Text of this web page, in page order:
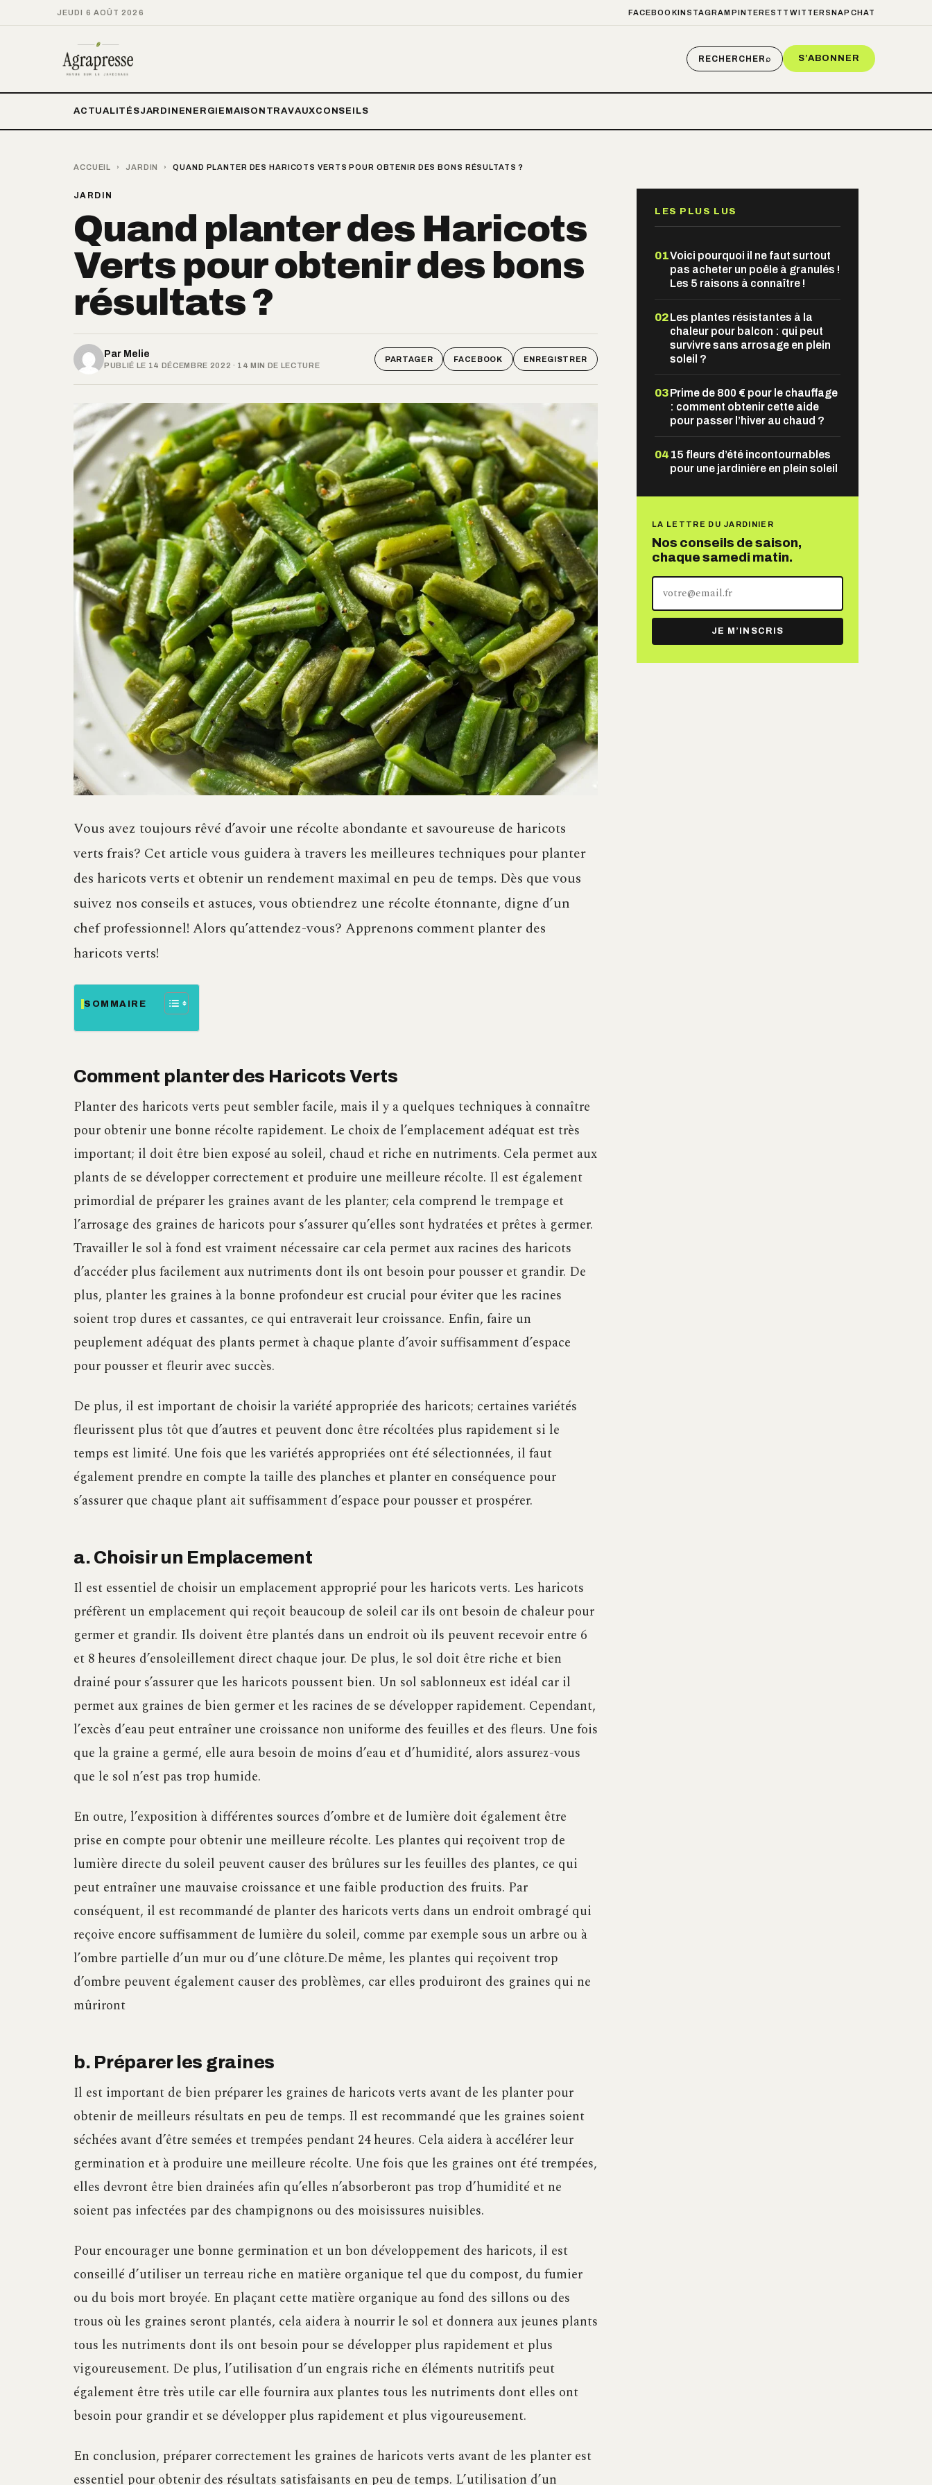
JEUDI 6 AOÛT 2026 FACEBOOKINSTAGRAM PINTEREST TWITTER SNAPCHAT
RECHERCHER⌕ S’ABONNER
ACTUALITÉSJARDIN ENERGIE MAISON TRAVAUXCONSEILS
ACCUEIL › JARDIN › QUAND PLANTER DES HARICOTS VERTS POUR OBTENIR DES BONS RÉSULTATS ?
JARDIN
Quand planter des Haricots
Verts pour obtenir des bons
résultats ?
Par Melie
PUBLIÉ LE 14 DÉCEMBRE 2022 · 14 MIN DE LECTURE
PARTAGER FACEBOOK ENREGISTRER
Vous avez toujours rêvé d’avoir une récolte abondante et savoureuse de haricots
verts frais? Cet article vous guidera à travers les meilleures techniques pour planter
des haricots verts et obtenir un rendement maximal en peu de temps. Dès que vous
suivez nos conseils et astuces, vous obtiendrez une récolte étonnante, digne d’un
chef professionnel! Alors qu’attendez-vous? Apprenons comment planter des
haricots verts!
SOMMAIRE
Comment planter des Haricots Verts
Planter des haricots verts peut sembler facile, mais il y a quelques techniques à connaître
pour obtenir une bonne récolte rapidement. Le choix de l’emplacement adéquat est très
important; il doit être bien exposé au soleil, chaud et riche en nutriments. Cela permet aux
plants de se développer correctement et produire une meilleure récolte. Il est également
primordial de préparer les graines avant de les planter; cela comprend le trempage et
l’arrosage des graines de haricots pour s’assurer qu’elles sont hydratées et prêtes à germer.
Travailler le sol à fond est vraiment nécessaire car cela permet aux racines des haricots
d’accéder plus facilement aux nutriments dont ils ont besoin pour pousser et grandir. De
plus, planter les graines à la bonne profondeur est crucial pour éviter que les racines
soient trop dures et cassantes, ce qui entraverait leur croissance. Enfin, faire un
peuplement adéquat des plants permet à chaque plante d’avoir suffisamment d’espace
pour pousser et fleurir avec succès.
De plus, il est important de choisir la variété appropriée des haricots; certaines variétés
fleurissent plus tôt que d’autres et peuvent donc être récoltées plus rapidement si le
temps est limité. Une fois que les variétés appropriées ont été sélectionnées, il faut
également prendre en compte la taille des planches et planter en conséquence pour
s’assurer que chaque plant ait suffisamment d’espace pour pousser et prospérer.
a. Choisir un Emplacement
Il est essentiel de choisir un emplacement approprié pour les haricots verts. Les haricots
préfèrent un emplacement qui reçoit beaucoup de soleil car ils ont besoin de chaleur pour
germer et grandir. Ils doivent être plantés dans un endroit où ils peuvent recevoir entre 6
et 8 heures d’ensoleillement direct chaque jour. De plus, le sol doit être riche et bien
drainé pour s’assurer que les haricots poussent bien. Un sol sablonneux est idéal car il
permet aux graines de bien germer et les racines de se développer rapidement. Cependant,
l’excès d’eau peut entraîner une croissance non uniforme des feuilles et des fleurs. Une fois
que la graine a germé, elle aura besoin de moins d’eau et d’humidité, alors assurez-vous
que le sol n’est pas trop humide.
En outre, l’exposition à différentes sources d’ombre et de lumière doit également être
prise en compte pour obtenir une meilleure récolte. Les plantes qui reçoivent trop de
lumière directe du soleil peuvent causer des brûlures sur les feuilles des plantes, ce qui
peut entraîner une mauvaise croissance et une faible production des fruits. Par
conséquent, il est recommandé de planter des haricots verts dans un endroit ombragé qui
reçoive encore suffisamment de lumière du soleil, comme par exemple sous un arbre ou à
l’ombre partielle d’un mur ou d’une clôture.De même, les plantes qui reçoivent trop
d’ombre peuvent également causer des problèmes, car elles produiront des graines qui ne
mûriront
b. Préparer les graines
Il est important de bien préparer les graines de haricots verts avant de les planter pour
obtenir de meilleurs résultats en peu de temps. Il est recommandé que les graines soient
séchées avant d’être semées et trempées pendant 24 heures. Cela aidera à accélérer leur
germination et à produire une meilleure récolte. Une fois que les graines ont été trempées,
elles devront être bien drainées afin qu’elles n’absorberont pas trop d’humidité et ne
soient pas infectées par des champignons ou des moisissures nuisibles.
Pour encourager une bonne germination et un bon développement des haricots, il est
conseillé d’utiliser un terreau riche en matière organique tel que du compost, du fumier
ou du bois mort broyée. En plaçant cette matière organique au fond des sillons ou des
trous où les graines seront plantés, cela aidera à nourrir le sol et donnera aux jeunes plants
tous les nutriments dont ils ont besoin pour se développer plus rapidement et plus
vigoureusement. De plus, l’utilisation d’un engrais riche en éléments nutritifs peut
également être très utile car elle fournira aux plantes tous les nutriments dont elles ont
besoin pour grandir et se développer plus rapidement et plus vigoureusement.
En conclusion, préparer correctement les graines de haricots verts avant de les planter est
essentiel pour obtenir des résultats satisfaisants en peu de temps. L’utilisation d’un
LES PLUS LUS
01Voici pourquoi il ne faut surtout
pas acheter un poêle à granulés !
Les 5 raisons à connaître !
02Les plantes résistantes à la
chaleur pour balcon : qui peut
survivre sans arrosage en plein
soleil ?
03Prime de 800 € pour le chauffage
: comment obtenir cette aide
pour passer l’hiver au chaud ?
04 15 fleurs d’été incontournables
pour une jardinière en plein soleil
LA LETTRE DU JARDINIER
Nos conseils de saison,
chaque samedi matin.
adresse
mail
JE M’INSCRIS